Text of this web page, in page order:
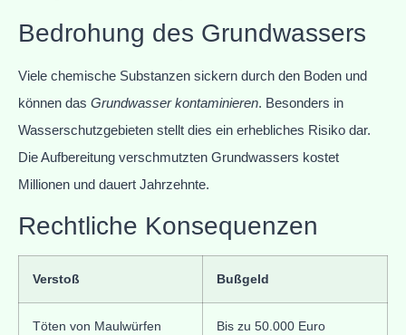
Bedrohung des Grundwassers
Viele chemische Substanzen sickern durch den Boden und
können das Grundwasser kontaminieren. Besonders in
Wasserschutzgebieten stellt dies ein erhebliches Risiko dar.
Die Aufbereitung verschmutzten Grundwassers kostet
Millionen und dauert Jahrzehnte.
Rechtliche Konsequenzen
Verstoß Bußgeld
Töten von Maulwürfen Bis zu 50.000 Euro